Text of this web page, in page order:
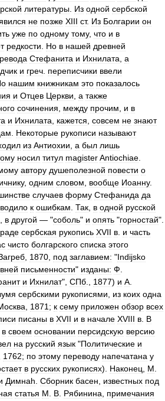
литературы Из одной сербской
не позже XIII ст. Из Болгарии он
уже по одному тому, что и в
редкости Но в нашей древней
Стефанита и Ихнилата а
и греч переписчики ввели
нашим книжникам это показалось
и Отцев Церкви а также
сочинения между прочим и в
и Ихнилата кажется совсем не знают
Некоторые рукописи называют
из Антиохии а был лишь
носил титул magisterAntiochiae
автору душеполезной повести о
, одним словом вообще Иоанну.
случаев форму Стефанида да
к ошибкам Так в одной русской
в другой — "соболь" и опять "горностай".
сербская рукопись XVII в и часть
чисто болгарского списка этого
1870 под заглавием: "Indijsko
письменности" изданы: Ф
и Ихнилат", СПб 1877) и А
сербскими рукописями из коих одна
1871 ; к сему приложен обзор всех
писаны в XVII и в начале XVIII в В
в своем основании персидскую версию
на русский язык "Политические и
1762; по этому переводу напечатана у
в русских рукописях). Наконец М
Димнаh Сборник басен известных под
статья М В Рябинина
примечания